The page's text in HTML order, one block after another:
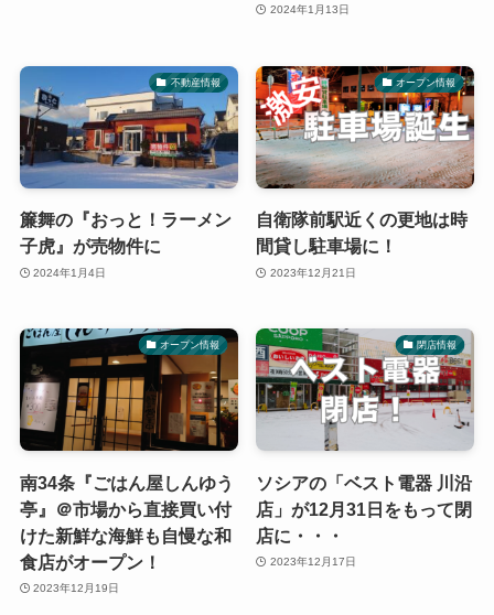
2024年1月13日
不動産情報
簾舞の『おっと！ラーメン
子虎』が売物件に
2024年1月4日
オープン情報
自衛隊前駅近くの更地は時
間貸し駐車場に！
2023年12月21日
オープン情報
南34条『ごはん屋しんゆう
亭』＠市場から直接買い付
けた新鮮な海鮮も自慢な和
食店がオープン！
2023年12月19日
閉店情報
ソシアの「ベスト電器 川沿
店」が12月31日をもって閉
店に・・・
2023年12月17日